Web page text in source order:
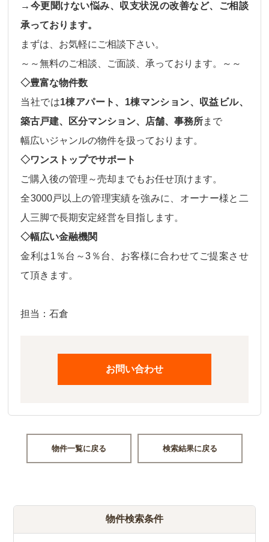
→今更聞けない悩み、収支状況の改善など、ご相談
承っております。
まずは、お気軽にご相談下さい。
～～無料のご相談、ご面談、承っております。～～
◇豊富な物件数
当社では1棟アパート、1棟マンション、収益ビル、
築古戸建、区分マンション、店舗、事務所まで
幅広いジャンルの物件を扱っております。
◇ワンストップでサポート
ご購入後の管理～売却 までもお任せ頂けます。
全3000戸以上の管理実績を強みに、オーナー様と二
人三脚で長期安定経営を目指します。
◇幅広い金融機関
金利は1％台～3％台、 お客様に合わせてご提案させ
て頂きます。
担当：石倉
お問い合わせ
物件一覧に戻る 検索結果に戻る
物件検索条件